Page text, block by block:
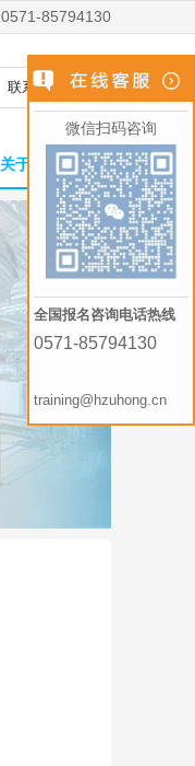
0571-85794130
联系人工找课
关于我们
微信扫码咨询
全国报名咨询电话热线
0571-85794130
training@hzuhong.cn